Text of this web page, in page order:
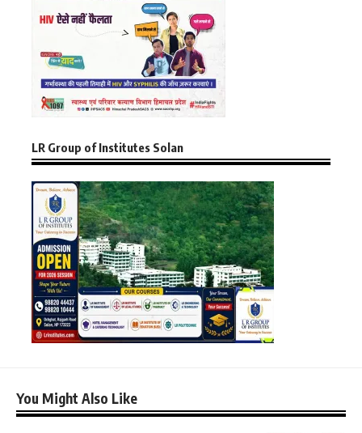
LR Group of Institutes Solan
You Might Also Like